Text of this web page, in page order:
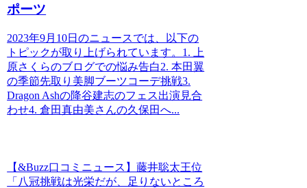
ポーツ
2023年9月10日のニュースでは、以下の
トピックが取り上げられています。1. 上
原さくらのブログでの悩み告白2. 本田翼
の季節先取り美脚ブーツコーデ挑戦3.
Dragon Ashの降谷建志のフェス出演見合
わせ4. 倉田真由美さんの久保田へ...
【&Buzz口コミニュース】藤井聡太王位
「八冠挑戦は光栄だが、足りないところ